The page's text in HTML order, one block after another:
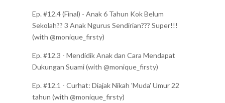
Ep. #12.4 (Final) - Anak 6 Tahun Kok Belum
Sekolah?? 3 Anak Ngurus Sendirian??? Super!!!
(with @monique_firsty)
Ep. #12.3 - Mendidik Anak dan Cara Mendapat
Dukungan Suami (with @monique_firsty)
Ep. #12.1 - Curhat: Diajak Nikah 'Muda' Umur 22
tahun (with @monique_firsty)